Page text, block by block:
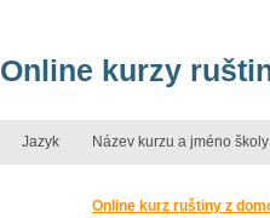
Online kurzy
Jazyk Název kurzu a jméno školy
Online kurz ruštiny z